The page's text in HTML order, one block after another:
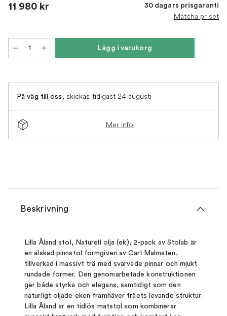
11 980 kr 30 dagars prisgaranti
Matcha priset
Lägg i varukorg
På väg till oss , skickas tidigast 24 augusti
Mer info
Beskrivning
Lilla Åland stol, Naturell olja (ek), 2-pack av Stolab är
en älskad pinnstol formgiven av Carl Malmsten,
tillverkad i massivt trä med svarvade pinnar och mjukt
rundade former. Den genomarbetade konstruktionen
ger både styrka och elegans, samtidigt som den
naturligt oljade eken framhäver träets levande struktur.
Lilla Åland är en tidlös matstol som kombinerar